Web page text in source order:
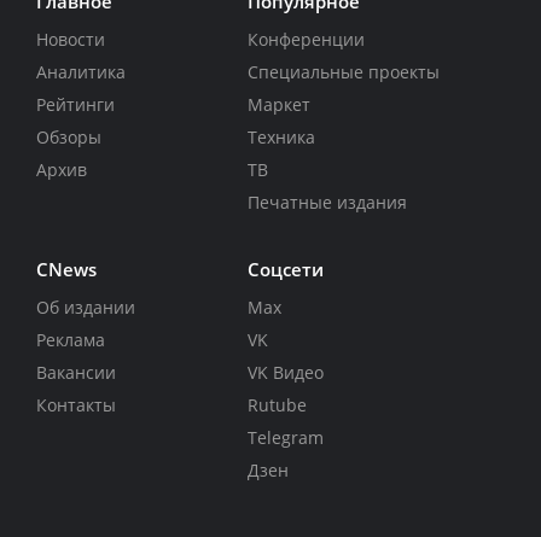
Новости
Аналитика
Рейтинги
Обзоры
Архив
Конференции
Специальные проекты
Маркет
Техника
ТВ
Печатные издания
CNews
Об издании
Реклама
Вакансии
Контакты
Соцсети
Max
VK
VK Видео
Rutube
Telegram
Дзен